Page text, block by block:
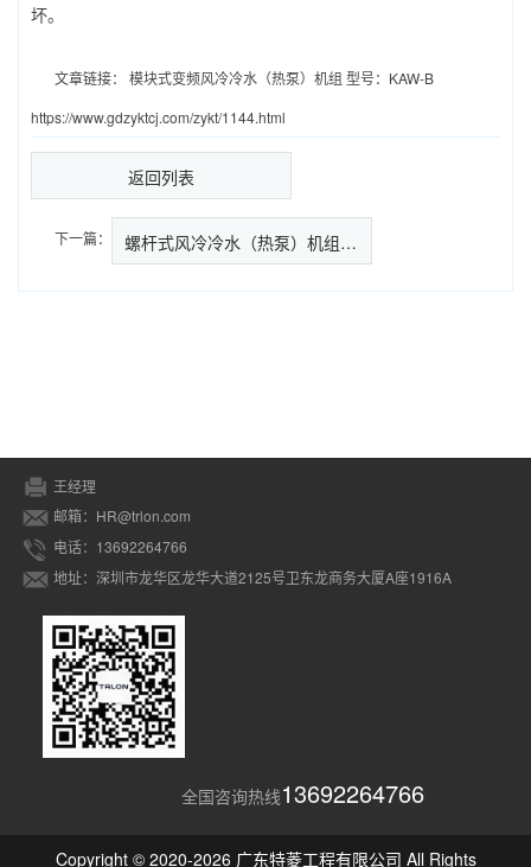
坏。
文章链接：
模块式变频风冷冷水（热泵）机组 型号：KAW-B
https://www.gdzyktcj.com/zykt/1144.html
返回列表
下一篇： 螺杆式风冷冷水（热泵）机组 型号：KAS
王经理
邮箱：HR@trlon.com
电话：13692264766
地址：深圳市龙华区龙华大道2125号卫东龙商务大厦A座1916A
全国咨询热线13692264766
Copyright © 2020-2026 广东特菱工程有限公司 All Rights